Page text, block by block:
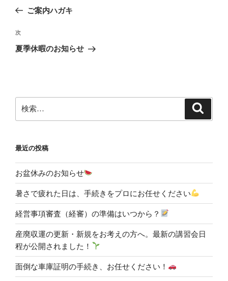
ビ
ゲ
ン
の
稿
ご案内ハガキ
次
の
次
夏季休暇のお知らせ
索:
最近の投稿
お盆休みのお知らせ
暑さで疲れた日は、手続きをプロにお任せください
経営事項審査（経審）の準備はいつから？
産廃収運の更新・新規をお考えの方へ。最新の講習会日
程が公開されました！
面倒な車庫証明の手続き、お任せください！